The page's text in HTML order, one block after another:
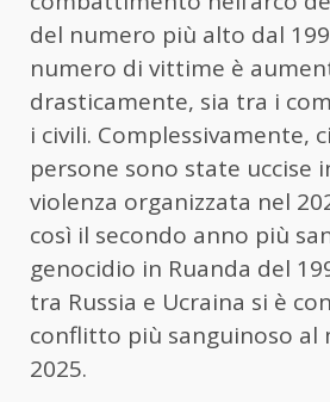
del numero più alto dal
numero di vittime è
drasticamente, sia tra i
i civili. Complessivamente,
persone sono state uccise
violenza organizzata nel
così il secondo anno più
genocidio in Ruanda del
tra Russia e Ucraina si è
conflitto più sanguinoso al
2025.